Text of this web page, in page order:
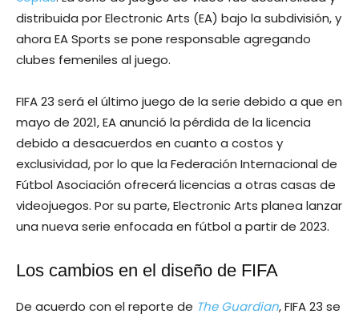
distribuida por Electronic Arts (EA) bajo la subdivisión, y
ahora EA Sports se pone responsable agregando
clubes femeniles al juego.
FIFA 23 será el último juego de la serie debido a que en
mayo de 2021, EA anunció la pérdida de la licencia
debido a desacuerdos en cuanto a costos y
exclusividad, por lo que la Federación Internacional de
Fútbol Asociación ofrecerá licencias a otras casas de
videojuegos. Por su parte, Electronic Arts planea lanzar
una nueva serie enfocada en fútbol a partir de 2023.
Los cambios en el diseño de FIFA
De acuerdo con el reporte de The Guardian, FIFA 23 se